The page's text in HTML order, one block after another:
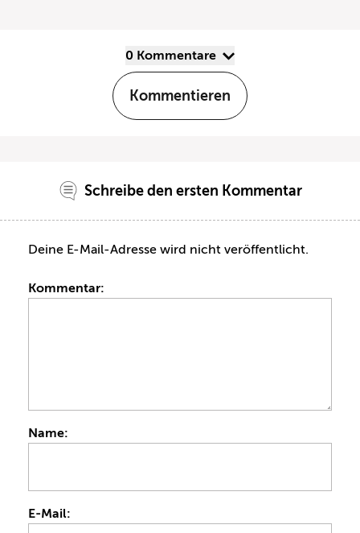
0 Kommentare
Kommentieren
Schreibe den ersten Kommentar
Deine E-Mail-Adresse wird nicht veröffentlicht.
Kommentar:
Name:
E-Mail: